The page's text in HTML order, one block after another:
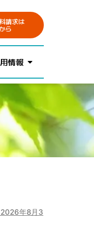
請求は
ら
情報
2026年8月3